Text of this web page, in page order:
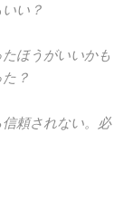
い？
ほうがいいかも
？
頼されない。必